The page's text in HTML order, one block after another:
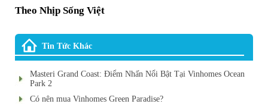
Theo Nhịp Sống Việt
Tin Tức Khác
Masteri Grand Coast: Điểm Nhấn Nổi Bật Tại Vinhomes Ocean
Park 2
Có nên mua Vinhomes Green Paradise?